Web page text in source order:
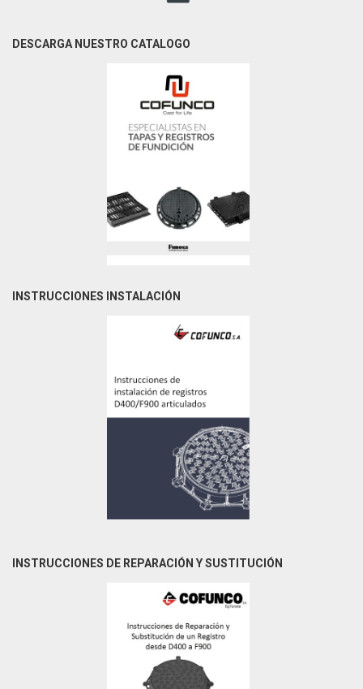
DESCARGA NUESTRO CATALOGO
INSTRUCCIONES INSTALACIÓN
INSTRUCCIONES DE REPARACIÓN Y SUSTITUCIÓN